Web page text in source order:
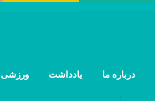
ورزشی یادداشت درباره ما